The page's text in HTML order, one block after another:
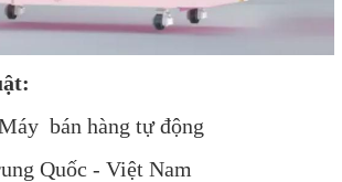
bán hàng tự động
Quốc - Việt Nam